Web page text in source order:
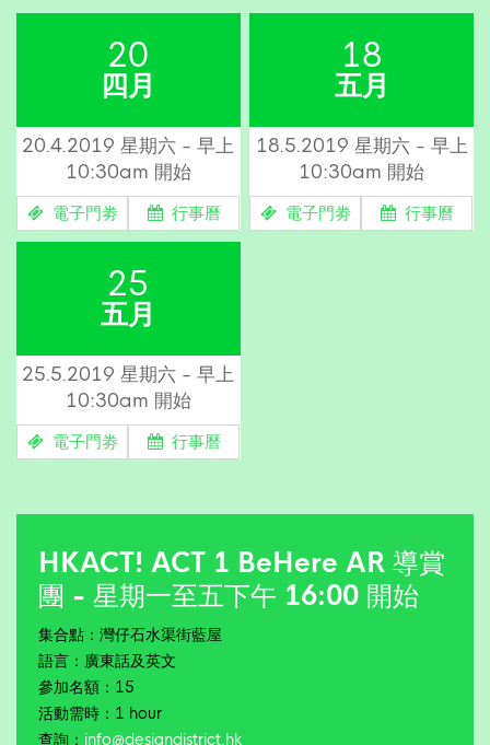
20
四月
20.4.2019 星期六 - 早上
10:30am 開始
電子門劵 行事曆
18
五月
18.5.2019 星期六 - 早上
10:30am 開始
電子門劵 行事曆
25
五月
25.5.2019 星期六 - 早上
10:30am 開始
電子門劵 行事曆
HKACT! ACT 1 BeHere AR 導賞
團 - 星期一至五下午 16:00 開始
集合點：灣仔石水渠街藍屋
語言：廣東話及英文
參加名額：15
活動需時：1 hour
查詢： info@designdistrict.hk